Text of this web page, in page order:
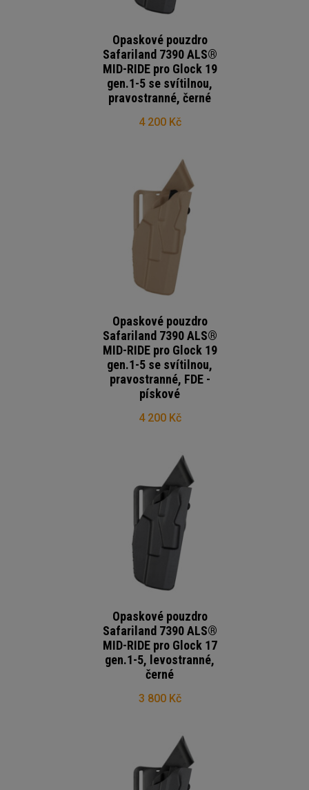
Opaskové pouzdro
Safariland 7390 ALS®
MID-RIDE pro Glock 19
gen.1-5 se svítilnou,
pravostranné, černé
4 200 Kč
Opaskové pouzdro
Safariland 7390 ALS®
MID-RIDE pro Glock 19
gen.1-5 se svítilnou,
pravostranné, FDE -
pískové
4 200 Kč
Opaskové pouzdro
Safariland 7390 ALS®
MID-RIDE pro Glock 17
gen.1-5, levostranné,
černé
3 800 Kč